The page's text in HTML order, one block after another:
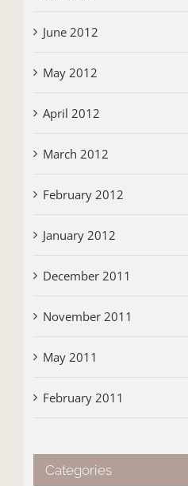
June 2012
May 2012
April 2012
March 2012
February 2012
January 2012
December 2011
November 2011
May 2011
February 2011
Categories